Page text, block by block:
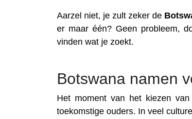
Aarzel niet, je zult zeker de
er maar één? Geen probleem,
vinden wat je zoekt.
Botswana namen
Het moment van het kiezen
toekomstige ouders. In veel